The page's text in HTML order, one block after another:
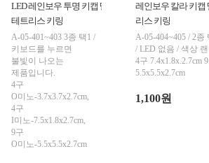
LED 레인보우 투명 키캡 딸깍
테트리스 키링
A-05-401~403 3종 택1 /
키보드를 누르면
불빛이 나오는
제품입니다.
4구
O미노-3.7x3.7x2.7cm,
4구
I미노-7.5x1.8x2.7cm,
9구
O미노-5.5x5.5x2.7cm
레인보우 칼라 키캡
리스 키링
A-05-404~405 / 2종
/ LED 없음 / 색상
4구 7.4x1.8x.2.7cm
5.5x5.5x2.7cm
1,100원